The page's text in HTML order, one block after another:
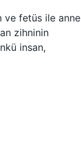
ve fetüs ile anne
zihninin
insan,